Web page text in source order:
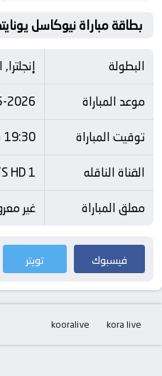
بطاقة مباراة نيوكاسل
البطولة
موعد المباراة
2026
توقيت المباراة
19:30 بتوقيت Asia/Riyadh
القناة الناقله
HD 1
معلق المباراة
غير
فيسبوك تويتر
kora live
kooralive